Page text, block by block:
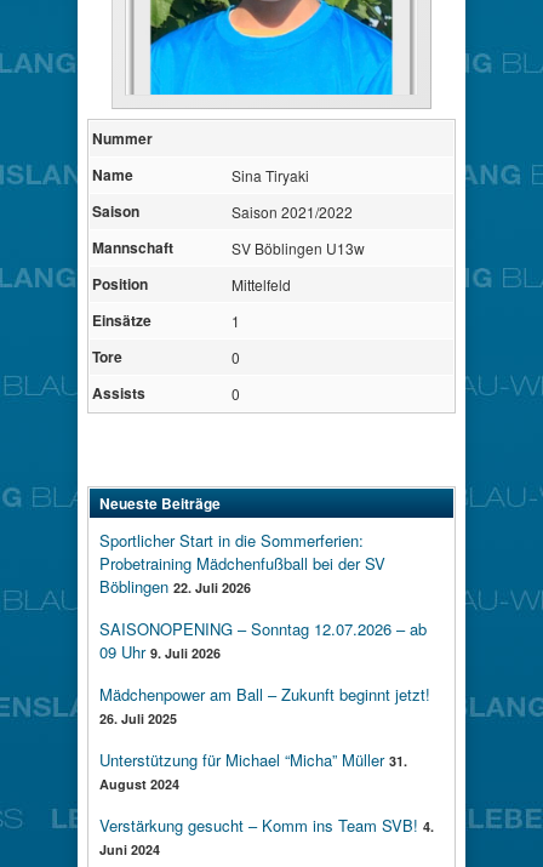
Nummer
Name
Sina Tiryaki
Saison Saison 2021/2022
Mannschaft SV Böblingen U13w
Position Mittelfeld
Einsätze 1
Tore 0
Assists 0
Neueste Beiträge
Sportlicher Start in die Sommerferien:
Probetraining Mädchenfußball bei der SV
Böblingen 22. Juli 2026
SAISONOPENING – Sonntag 12.07.2026 – ab
09 Uhr 9. Juli 2026
Mädchenpower am Ball – Zukunft beginnt jetzt!
26. Juli 2025
Unterstützung für Michael “Micha” Müller 31.
August 2024
Verstärkung gesucht – Komm ins Team SVB! 4.
Juni 2024